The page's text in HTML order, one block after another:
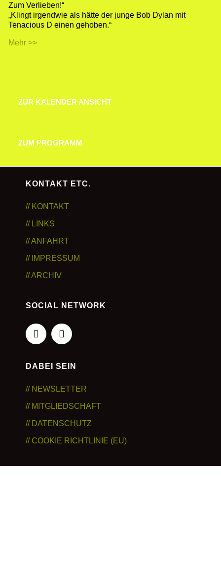
Zum Verlieben!“
„Klingt irgendwie als hätte der junge Bob Dylan mit
Tenacious D einen gehoben.“
Mehr >>
ZUR KALENDER ANSICHT
ZUM PROGRAMM
KONTAKT ETC.
// KONTAKT
// LINKS
// ANFAHRT
// IMPRESSUM
// ARCHIV
SOCIAL NETWORK
DABEI SEIN
// NEWSLETTER
// MITGLIEDSCHAFT
// DATENSCHUTZ
// COOKIE RICHTLINIE (EU)